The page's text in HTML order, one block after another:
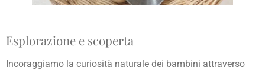
Esplorazione e scoperta
Incoraggiamo la curiosità naturale dei bambini attraverso